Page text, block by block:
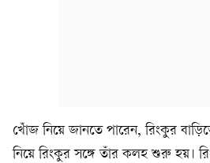
খোঁজ নিয়ে জানতে পারেন, রিংকুর
নিয়ে রিংকুর সঙ্গে তাঁর কলহ শুরু হয়।